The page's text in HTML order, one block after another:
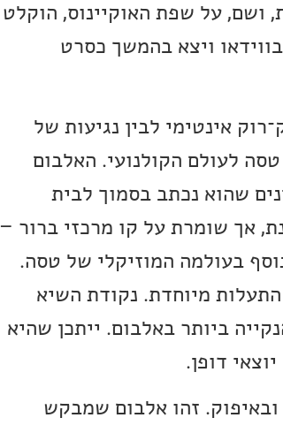
על שפת האוקיינוס, הוקלט
ויצא בהמשך כסרט
אינטימי לבין נגיעות של
לעולם הקולנועי. האלבום
שהוא נכתב בסמוך לבית
אך שומרת על קו מרכזי ברור –
בעולמה המוזיקלי של טסה.
מיוחדת. נקודת השיא
ביותר באלבום. ייתכן שהיא
דופן.
זהו אלבום שמבקש